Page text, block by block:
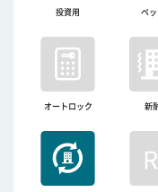
投資用 ペッ
オートロック 新